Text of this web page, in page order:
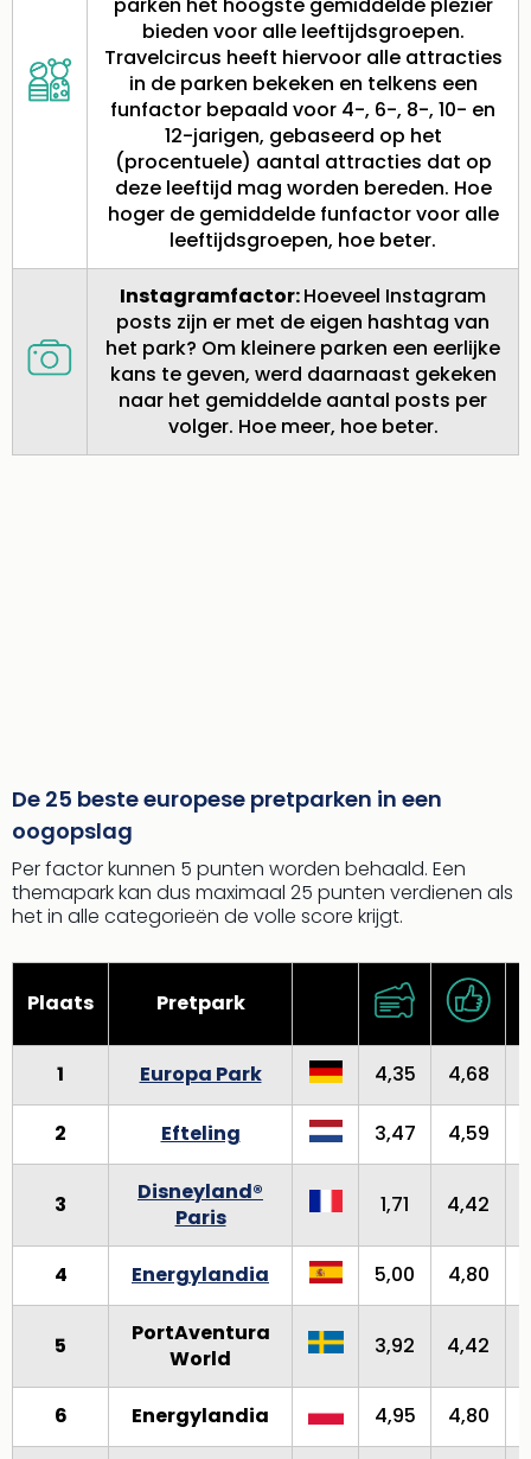
bieden voor alle leeftijdsgroepen.
Travelcircus heeft hiervoor alle attracties
in de parken bekeken en telkens een
funfactor bepaald voor 4-, 6-, 8-, 10- en
12-jarigen, gebaseerd op het
(procentuele) aantal attracties dat op
deze leeftijd mag worden bereden. Hoe
hoger de gemiddelde funfactor voor alle
leeftijdsgroepen, hoe beter.
Instagramfactor:Hoeveel Instagram
posts zijn er met de eigen hashtag van
het park? Om kleinere parken een eerlijke
kans te geven, werd daarnaast gekeken
naar het gemiddelde aantal posts per
volger. Hoe meer, hoe beter.
De 25 beste europese pretparken in een
oogopslag
Per factor kunnen 5 punten worden behaald. Een
themapark kan dus maximaal 25 punten verdienen als
het in alle categorieën de volle score krijgt.
Plaats Pretpark
1 Europa Park 4,35 4,68
2 Efteling 3,47 4,59
3
Disneyland®
Paris
1,71 4,42
4 Energylandia 5,00 4,80
5
PortAventura
World
3,92 4,42
6 Energylandia 4,95 4,80